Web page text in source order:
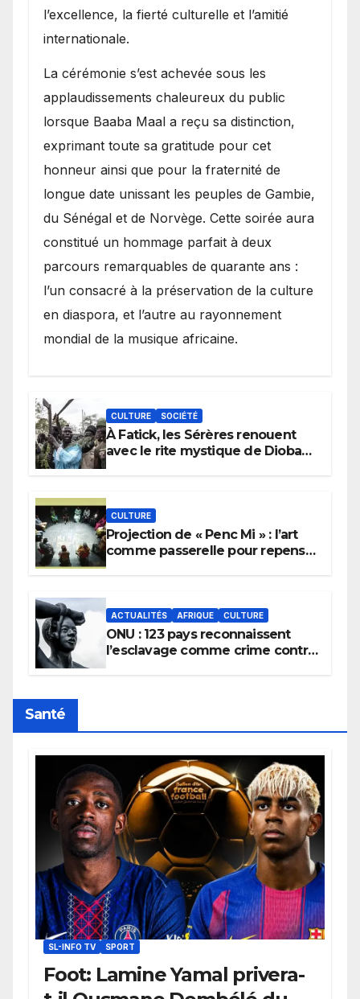
l’excellence, la fierté culturelle et l’amitié
internationale.
​La cérémonie s’est achevée sous les
applaudissements chaleureux du public
lorsque Baaba Maal a reçu sa distinction,
exprimant toute sa gratitude pour cet
honneur ainsi que pour la fraternité de
longue date unissant les peuples de Gambie,
du Sénégal et de Norvège. Cette soirée aura
constitué un hommage parfait à deux
parcours remarquables de quarante ans :
l’un consacré à la préservation de la culture
en diaspora, et l’autre au rayonnement
mondial de la musique africaine.
CULTURE SOCIÉTÉ
À Fatick, les Sérères renouent
avec le rite mystique de Diobaye
CULTURE
Projection de « Penc Mi » : l’art
comme passerelle pour repenser
ACTUALITÉS AFRIQUE CULTURE
ONU : 123 pays reconnaissent
l’esclavage comme crime contre
Santé
SL-INFO TV SPORT
Foot: Lamine Yamal privera-